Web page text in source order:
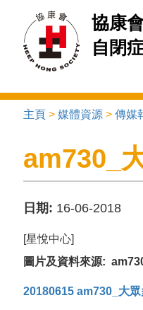
協康
自閉
主頁 > 媒體資源 > 傳媒
am730_
日期: 16-06-2018
[星悅中心]
圖片及資料來源:
20180615 am730_大